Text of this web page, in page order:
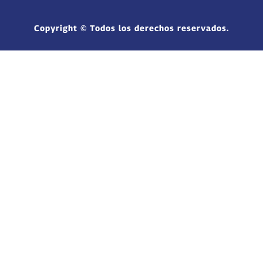
Copyright © Todos los derechos reservados.